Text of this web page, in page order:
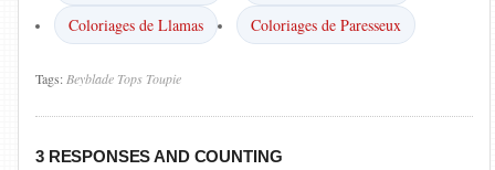
Coloriages de Llamas
Coloriages de Paresseux
Tags: Beyblade Tops Toupie
3 RESPONSES AND COUNTING